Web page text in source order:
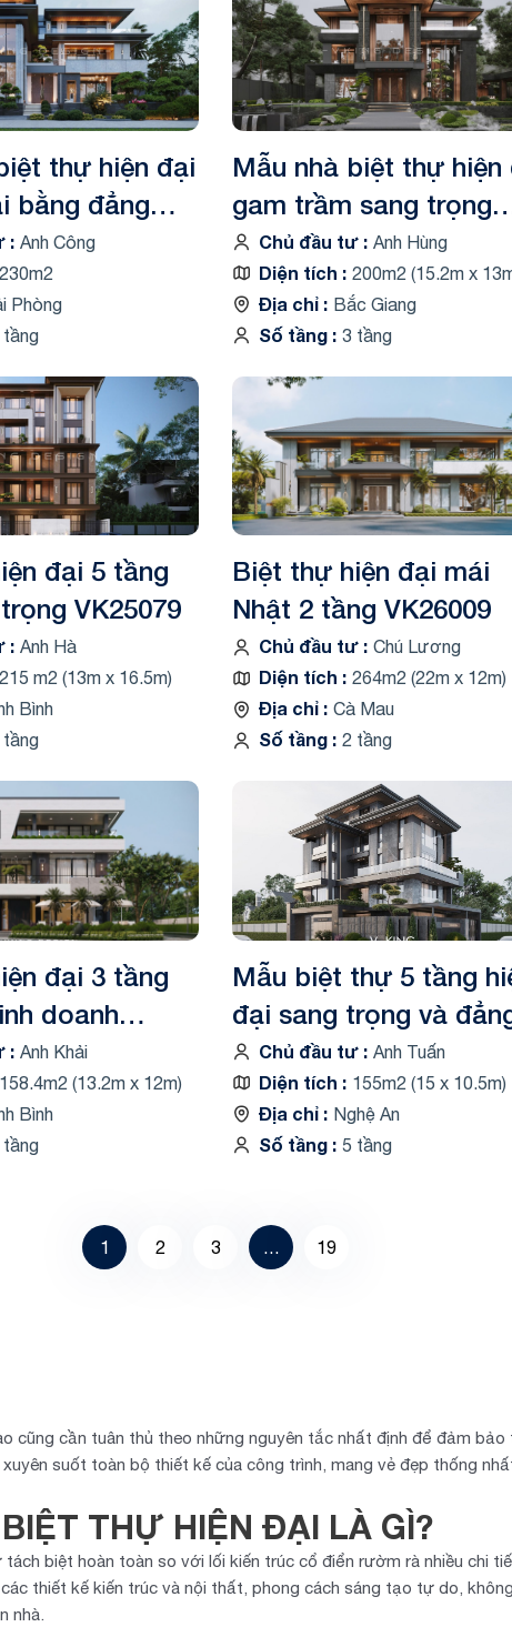
thự hiện đại
bằng đẳng
Anh Công
230m2
Phòng
tầng
Mẫu nhà biệt thự hiện
gam trầm sang trọng
huyền bí VK24129
Chủ đầu tư Anh Hùng
Diện tích 200m2 (15.2m x
Địa chỉ Bắc Giang
Số tầng 3 tầng
đại 5 tầng
VK25079
Anh Hà
215 m2 (13m x 16.5m)
Bình
tầng
Biệt thự hiện đại mái
Nhật 2 tầng VK26009
Chủ đầu tư Chú Lương
Diện tích 264m2 (22m x 12m)
Địa chỉ Cà Mau
Số tầng 2 tầng
đại 3 tầng
doanh
Anh Khải
158.4m2 (13.2m x 12m)
Bình
tầng
Mẫu biệt thự 5 tầng
đại sang trọng và
cấp VK23121
Chủ đầu tư Anh Tuấn
Diện tích 155m2 (15 x 10.5m)
Địa chỉ Nghệ An
Số tầng 5 tầng
1 2 3 … 19
cũng cần tuân thủ theo những nguyên tắc nhất định để đảm
suốt toàn bộ thiết kế của công trình, mang vẻ đẹp thống
THỰ HIỆN ĐẠI LÀ GÌ?
tách biệt hoàn toàn so với lối kiến trúc cổ điển rườm rà nhiều chi
thiết kế kiến trúc và nội thất, phong cách sáng tạo tự do,
nhà.